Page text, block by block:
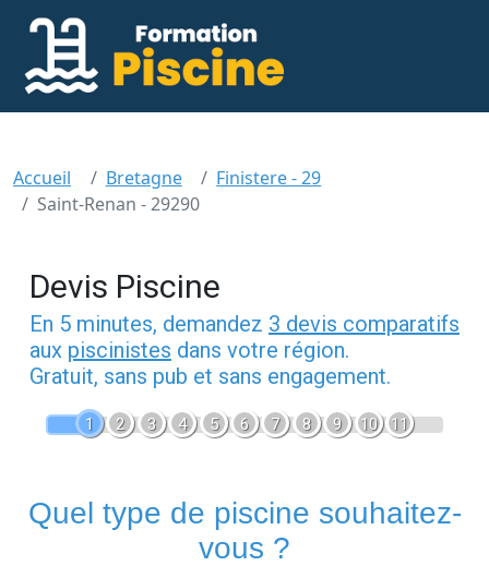
Accueil Bretagne
Finistere - 29
Saint-Renan - 29290
Devis Piscine
En 5 minutes, demandez 3 devis comparatifs
aux piscinistes dans votre région.
Gratuit, sans pub et sans engagement.
1 2 3 4 5 6 7 8 9 10 11
Quel type de piscine souhaitez-
vous ?